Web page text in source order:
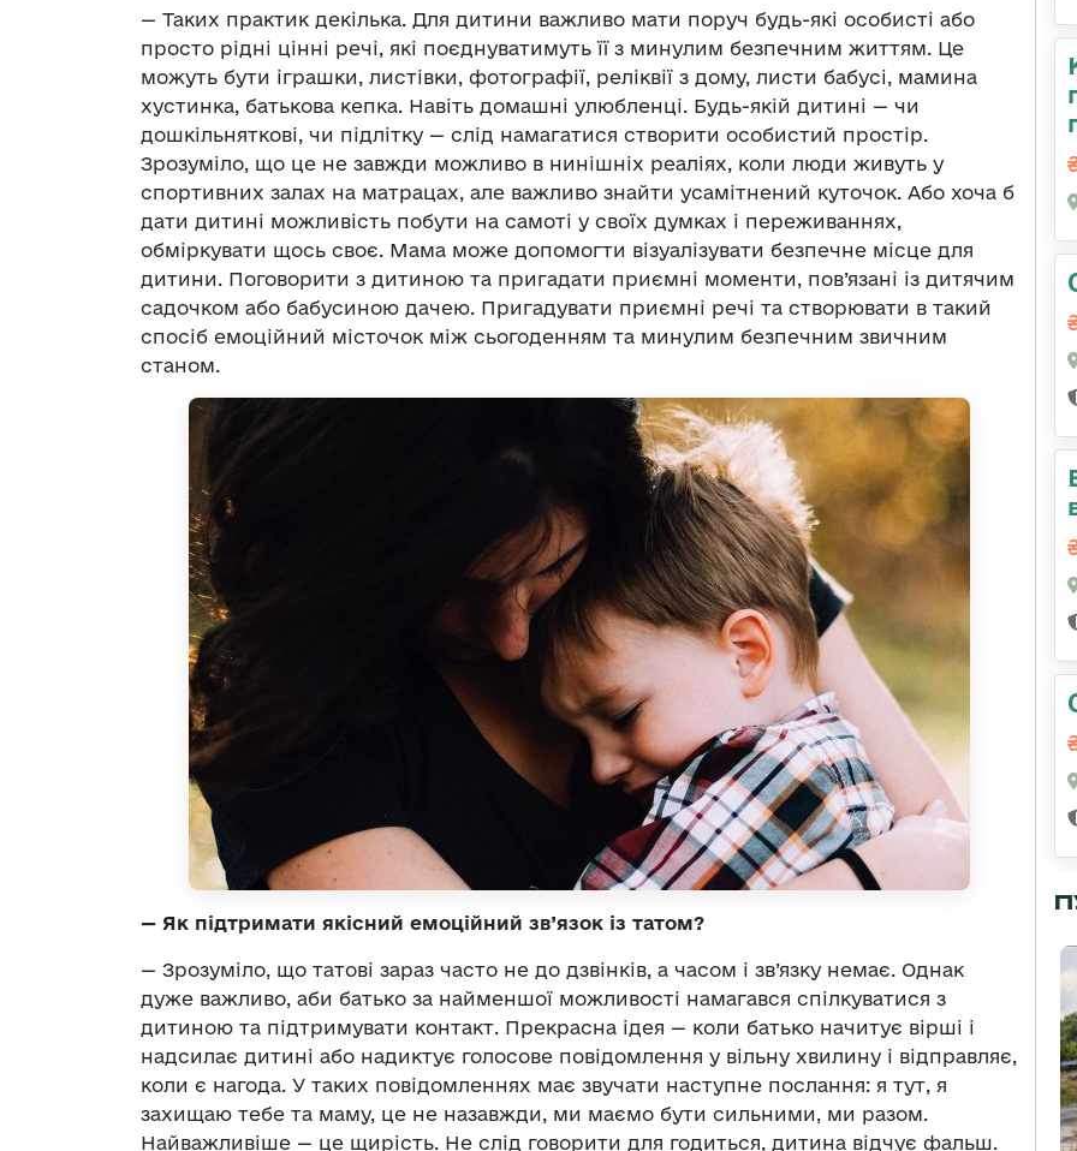
— Таких практик декілька. Для дитини важливо мати поруч будь-які особисті або
просто рідні цінні речі, які поєднуватимуть її з минулим безпечним життям. Це
можуть бути іграшки, листівки, фотографії, реліквії з дому, листи бабусі, мамина
хустинка, батькова кепка. Навіть домашні улюбленці. Будь-якій дитині — чи
дошкільняткові, чи підлітку — слід намагатися створити особистий простір.
Зрозуміло, що це не завжди можливо в нинішніх реаліях, коли люди живуть у
спортивних залах на матрацах, але важливо знайти усамітнений куточок. Або хоча б
дати дитині можливість побути на самоті у своїх думках і переживаннях,
обміркувати щось своє. Мама може допомогти візуалізувати безпечне місце для
дитини. Поговорити з дитиною та пригадати приємні моменти, пов’язані із дитячим
садочком або бабусиною дачею. Пригадувати приємні речі та створювати в такий
спосіб емоційний місточок між сьогоденням та минулим безпечним звичним
станом.
— Як підтримати якісний емоційний зв’язок із татом?
— Зрозуміло, що татові зараз часто не до дзвінків, а часом і зв’язку немає. Однак
дуже важливо, аби батько за найменшої можливості намагався спілкуватися з
дитиною та підтримувати контакт. Прекрасна ідея — коли батько начитує вірші і
надсилає дитині або надиктує голосове повідомлення у вільну хвилину і відправляє,
коли є нагода. У таких повідомленнях має звучати наступне послання: я тут, я
захищаю тебе та маму, це не назавжди, ми маємо бути сильними, ми разом.
Найважливіше — це щирість. Не слід говорити для годиться, дитина відчує фальш.